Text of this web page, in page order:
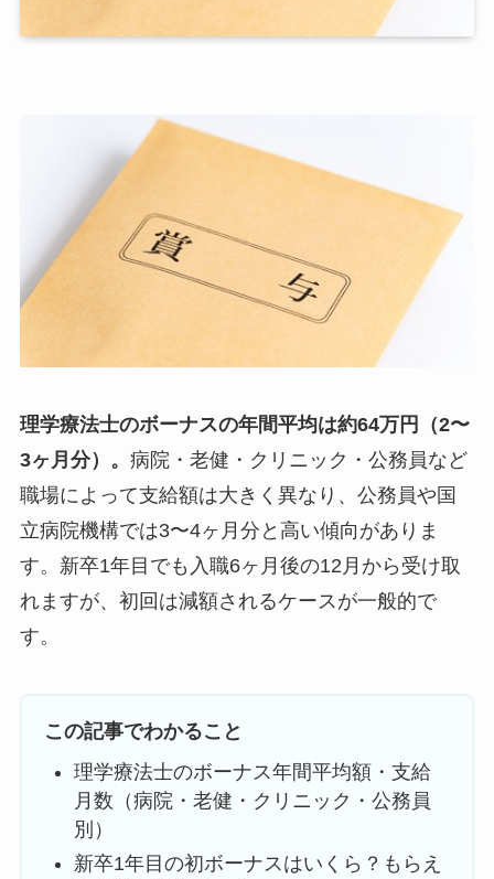
理学療法士のボーナスの年間平均は約64万円（2〜
3ヶ月分）。 病院・老健・クリニック・公務員など
職場によって支給額は大きく異なり、公務員や国
立病院機構では3〜4ヶ月分と高い傾向がありま
す。新卒1年目でも入職6ヶ月後の12月から受け取
れますが、初回は減額されるケースが一般的で
す。
この記事でわかること
理学療法士のボーナス年間平均額・支給
月数（病院・老健・クリニック・公務員
別）
新卒1年目の初ボーナスはいくら？もらえ